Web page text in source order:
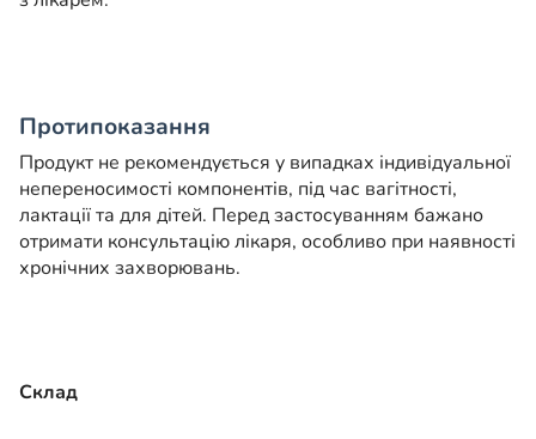
Протипоказання
Продукт не рекомендується у випадках індивідуальної
непереносимості компонентів, під час вагітності,
лактації та для дітей. Перед застосуванням бажано
отримати консультацію лікаря, особливо при наявності
хронічних захворювань.
Склад